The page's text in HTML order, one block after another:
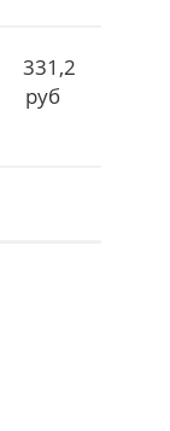
331,2
руб